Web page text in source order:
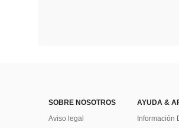
SOBRE NOSOTROS
Aviso legal
AYUDA &
Información